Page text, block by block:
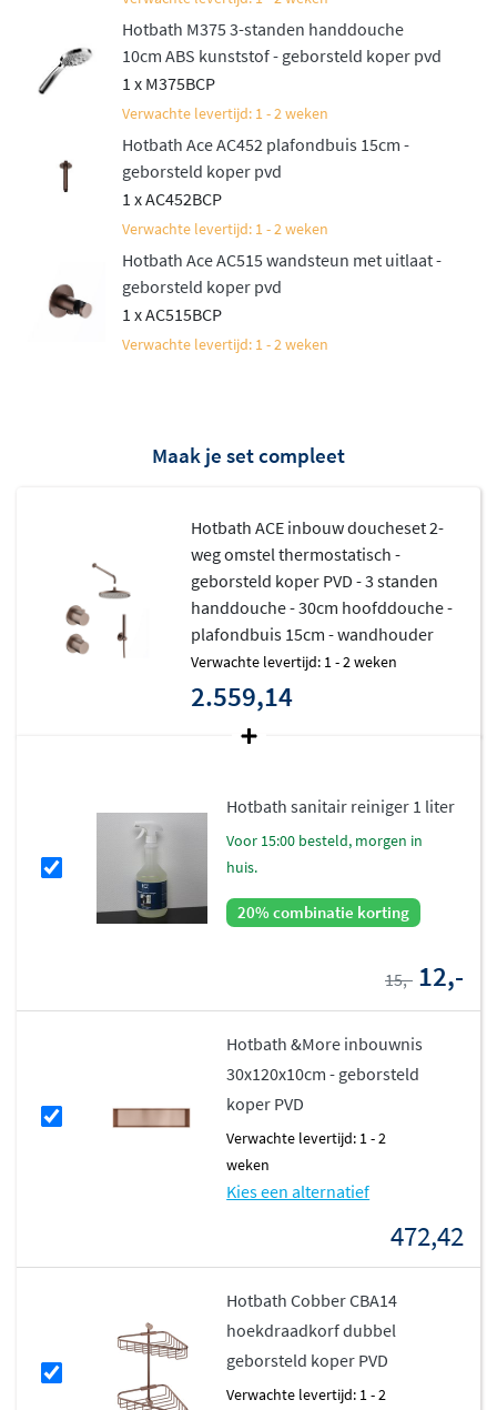
Hotbath M375 3-standen handdouche
10cm ABS kunststof - geborsteld koper pvd
1 x M375BCP
Verwachte levertijd: 1 - 2 weken
Hotbath Ace AC452 plafondbuis 15cm -
geborsteld koper pvd
1 x AC452BCP
Verwachte levertijd: 1 - 2 weken
Hotbath Ace AC515 wandsteun met uitlaat -
geborsteld koper pvd
1 x AC515BCP
Verwachte levertijd: 1 - 2 weken
Maak je set compleet
Hotbath ACE inbouw doucheset 2-
weg omstel thermostatisch -
geborsteld koper PVD - 3 standen
handdouche - 30cm hoofddouche -
plafondbuis 15cm - wandhouder
Verwachte levertijd: 1 - 2 weken
2.559,14
Hotbath sanitair reiniger 1 liter
voor 15:00 besteld, morgen in
huis.
20% combinatie korting
15,- 12,-
Hotbath &More inbouwnis
30x120x10cm - geborsteld
koper PVD
Verwachte levertijd: 1 - 2
weken
Kies een alternatief
472,42
Hotbath Cobber CBA14
hoekdraadkorf dubbel
geborsteld koper PVD
Verwachte levertijd: 1 - 2